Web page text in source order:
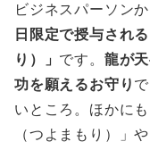
ビジネスパーソン
日限定で授与され
り）」 です。 龍が
功を願えるお守り
いところ。ほかに
（つよまもり）」